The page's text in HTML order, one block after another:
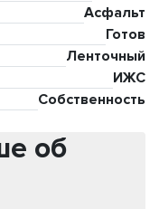
Асфальт
Готов
Ленточный
ИЖС
Собственность
об